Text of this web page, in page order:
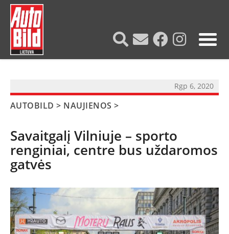
Rgp 6, 2020
AUTOBILD > NAUJIENOS >
Savaitgalį Vilniuje – sporto
renginiai, centre bus uždaromos
gatvės